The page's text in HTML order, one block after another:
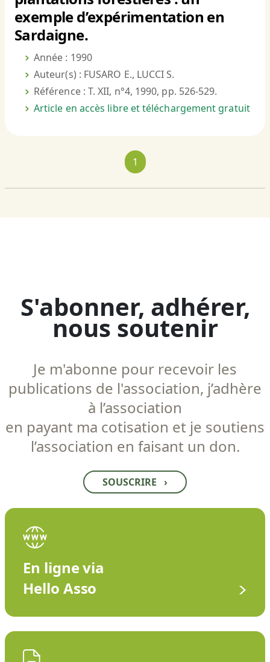
exemple d’expérimentation en
Sardaigne.
Année : 1990
Auteur(s) : FUSARO E., LUCCI S.
Référence : T. XII, n°4, 1990, pp. 526-529.
Article en accès libre et téléchargement gratuit
1
S'abonner, adhérer,
nous soutenir
Je m'abonne pour recevoir les
publications de l'association, j’adhère
à l’association
en payant ma cotisation et je soutiens
l’association en faisant un don.
SOUSCRIRE ›
En ligne via
Hello Asso